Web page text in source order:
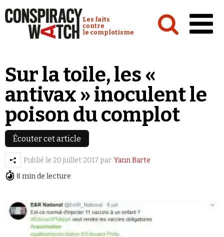
Conspiracy Watch :
Les faits
contre
le complotisme
Analyses
Conspipédia
Vidéos
Émissions
Revues de presse
Newsletter
Sur la toile, les «
antivax » inoculent le
poison du complot
Écouter cet article
Publié le 20 juillet 2017 par Yann Barte
8 min de lecture